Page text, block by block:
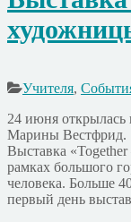
Учителя,
24 июня открылась
Марины Вестфрид.
Выставка
рамках большого
человека. Больше
первый день